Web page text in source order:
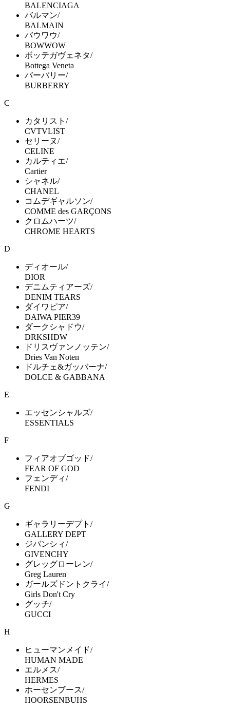
BALENCIAGA
バルマン/
BALMAIN
バウワウ/
BOWWOW
ボッテガヴェネタ/
Bottega Veneta
バーバリー/
BURBERRY
C
カタリスト/
CVTVLIST
セリーヌ/
CELINE
カルティエ/
Cartier
シャネル/
CHANEL
コムデギャルソン/
COMME des GARÇONS
クロムハーツ/
CHROME HEARTS
D
ディオール/
DIOR
デニムティアーズ/
DENIM TEARS
ダイワピア/
DAIWA PIER39
ダークシャドウ/
DRKSHDW
ドリスヴァンノッテン/
Dries Van Noten
ドルチェ&ガッバーナ/
DOLCE & GABBANA
E
エッセンシャルズ/
ESSENTIALS
F
フィアオブゴッド/
FEAR OF GOD
フェンディ/
FENDI
G
ギャラリーデプト/
GALLERY DEPT
ジバンシィ/
GIVENCHY
グレッグローレン/
Greg Lauren
ガールズドントクライ/
Girls Don't Cry
グッチ/
GUCCI
H
ヒューマンメイド/
HUMAN MADE
エルメス/
HERMES
ホーセンブース/
HOORSENBUHS